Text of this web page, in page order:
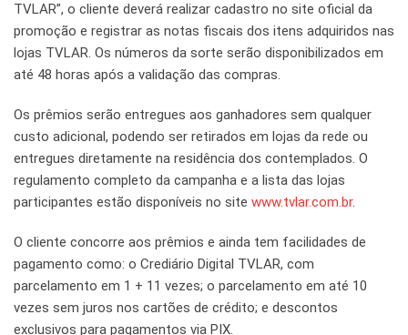
TVLAR”, o cliente deverá realizar cadastro no site oficial da
promoção e registrar as notas fiscais dos itens adquiridos nas
lojas TVLAR. Os números da sorte serão disponibilizados em
até 48 horas após a validação das compras.
Os prêmios serão entregues aos ganhadores sem qualquer
custo adicional, podendo ser retirados em lojas da rede ou
entregues diretamente na residência dos contemplados. O
regulamento completo da campanha e a lista das lojas
participantes estão disponíveis no site www.tvlar.com.br.
O cliente concorre aos prêmios e ainda tem facilidades de
pagamento como: o Crediário Digital TVLAR, com
parcelamento em 1 + 11 vezes; o parcelamento em até 10
vezes sem juros nos cartões de crédito; e descontos
exclusivos para pagamentos via PIX.